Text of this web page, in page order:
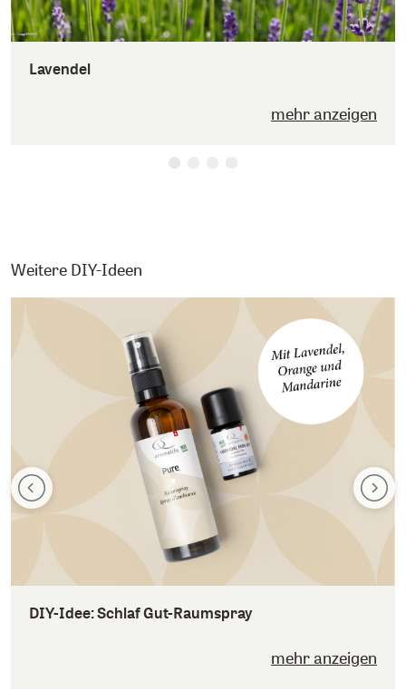
Lavendel
mehr anzeigen
Weitere DIY-Ideen
DIY-Idee: Schlaf Gut-Raumspray
mehr anzeigen